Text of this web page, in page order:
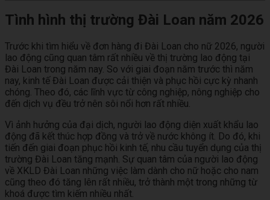
Tình hình thị trường Đài Loan năm 2026
Trước khi tìm hiểu về đơn hàng đi Đài Loan cho nữ 2026, người
lao động cũng quan tâm rất nhiều về thị trường lao động tại
Đài Loan trong năm nay. So với giai đoạn năm trước thì năm
nay, kinh tế Đài Loan được cải thiện và phục hồi cực kỳ nhanh
chóng. Theo đó, các lĩnh vực từ công nghiệp, nông nghiệp cho
đến dịch vụ đều trở nên sôi nổi hơn rất nhiều.
Vì ảnh hưởng của đại dịch, người lao động diện xuất khẩu lao
động đã kết thúc hợp đồng và trở về nước không ít. Do đó, khi
tiến đến giai đoạn phục hồi kinh tế, nhu cầu tuyển dụng của thị
trường Đài Loan tăng mạnh. Sự quan tâm của người lao động
về XKLD Đài Loan những việc làm dành cho nữ hoặc cho nam
cũng theo đó tăng lên rất nhiều, trở thành một trong những từ
khoá được tìm kiếm nhiều nhất.